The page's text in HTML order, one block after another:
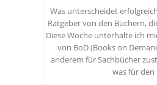
Was unterscheidet
Ratgeber von den Büchern,
Diese Woche unterhalte ich
von BoD (Books on
anderem für Sachbücher
was für den